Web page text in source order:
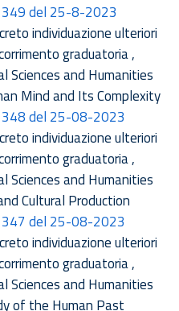
del 25-8-2023
individuazione ulteriori
graduatoria ,
Sciences and Humanities
Mind and Its Complexity
del 25-08-2023
individuazione ulteriori
graduatoria ,
Sciences and Humanities
Cultural Production
del 25-08-2023
individuazione ulteriori
graduatoria ,
Sciences and Humanities
of the Human Past